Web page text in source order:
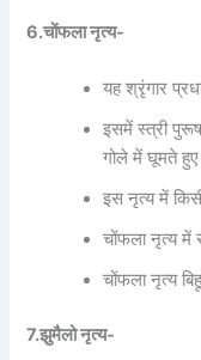
6.चोंफला नृत्य-
यह श्रृंगार
इसमें स्त्री
गोले में घूमते
इस नृत्य में
चोंफला नृत्य में
चोंफला नृत्य
7.झुमैलो नृत्य-